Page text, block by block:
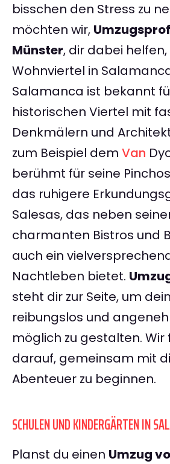
bisschen den Stress zu
möchten wir,
Münster, dir dabei
Wohnviertel in
Salamanca ist bekannt
historischen Viertel mit
Denkmälern und
zum Beispiel dem Van
berühmt für seine
das ruhigere
Salesas, das neben
charmanten Bistros und
auch ein
Nachtleben bietet.
steht dir zur Seite, um
reibungslos und
möglich zu gestalten. Wir
darauf, gemeinsam mit
Abenteuer zu beginnen.
SCHULEN UND KINDERGÄRTEN IN
Planst du einen Umzug